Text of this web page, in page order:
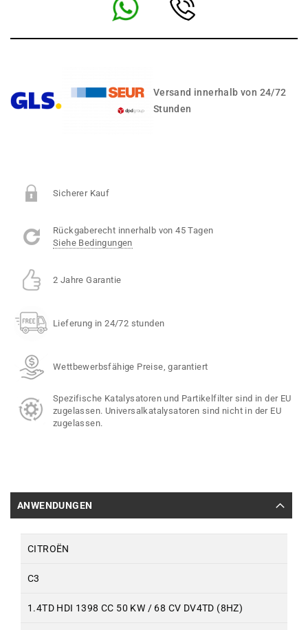
Versand innerhalb von 24/72
Stunden
Sicherer Kauf
Rückgaberecht innerhalb von 45 Tagen
Siehe Bedingungen
2 Jahre Garantie
Lieferung in 24/72 stunden
Wettbewerbsfähige Preise, garantiert
Spezifische Katalysatoren und Partikelfilter sind in der EU
zugelassen. Universalkatalysatoren sind nicht in der EU
zugelassen.
ANWENDUNGEN
CITROËN
C3
1.4TD HDI 1398 CC 50 KW / 68 CV DV4TD (8HZ)